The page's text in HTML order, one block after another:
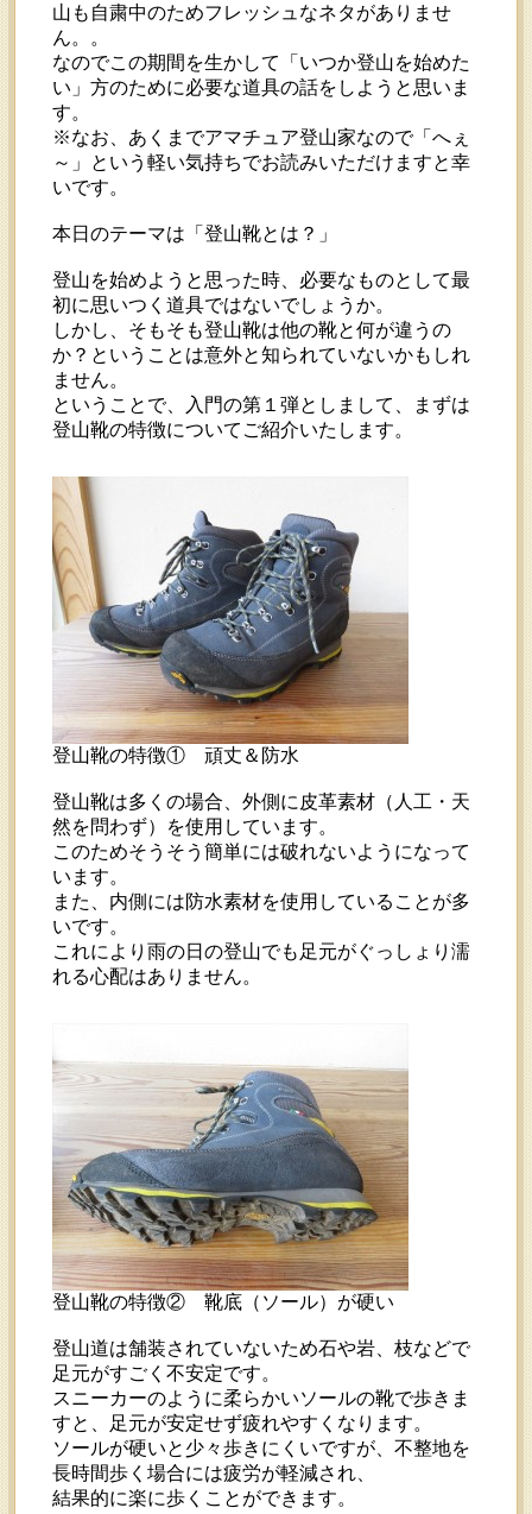
山も自粛中のためフレッシュなネタがありませ
ん。。
なのでこの期間を生かして「いつか登山を始めた
い」方のために必要な道具の話をしようと思いま
す。
※なお、あくまでアマチュア登山家なので「へぇ
～」という軽い気持ちでお読みいただけますと幸
いです。
本日のテーマは「登山靴とは？」
登山を始めようと思った時、必要なものとして最
初に思いつく道具ではないでしょうか。
しかし、そもそも登山靴は他の靴と何が違うの
か？ということは意外と知られていないかもしれ
ません。
ということで、入門の第１弾としまして、まずは
登山靴の特徴についてご紹介いたします。
登山靴の特徴① 頑丈＆防水
登山靴は多くの場合、外側に皮革素材（人工・天
然を問わず）を使用しています。
このためそうそう簡単には破れないようになって
います。
また、内側には防水素材を使用していることが多
いです。
これにより雨の日の登山でも足元がぐっしょり濡
れる心配はありません。
登山靴の特徴② 靴底（ソール）が硬い
登山道は舗装されていないため石や岩、枝などで
足元がすごく不安定です。
スニーカーのように柔らかいソールの靴で歩きま
すと、足元が安定せず疲れやすくなります。
ソールが硬いと少々歩きにくいですが、不整地を
長時間歩く場合には疲労が軽減され、
結果的に楽に歩くことができます。